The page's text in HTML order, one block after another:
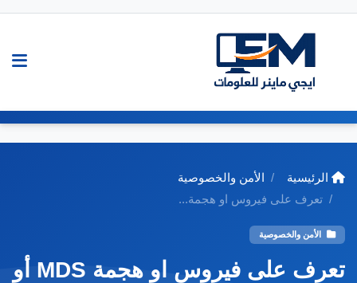
الرئيسية
الأمن والخصوصية
تعرف على فيروس او هجمة...
الأمن والخصوصية
تعرف على فيروس او هجمة MDS أو